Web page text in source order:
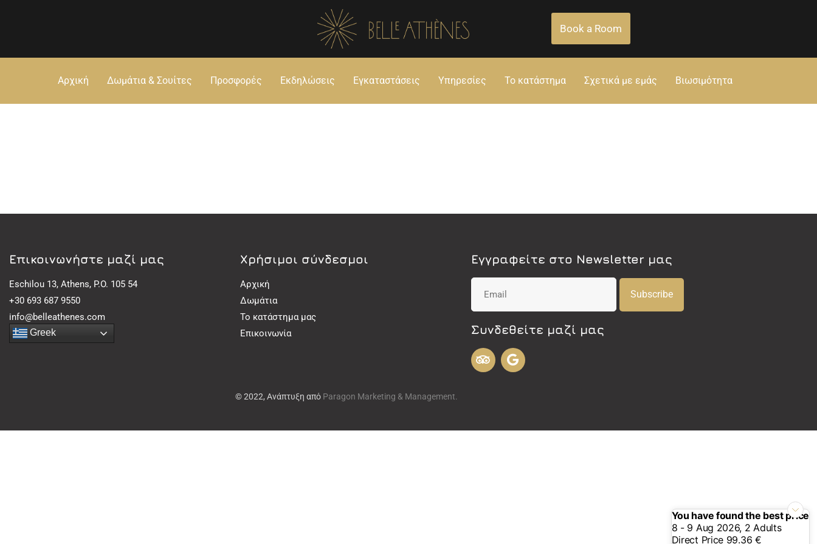
Book a Room
Αρχική Δωμάτια & Σουίτες Προσφορές Εκδηλώσεις Εγκαταστάσεις Υπηρεσίες Το κατάστημα Σχετικά με εμάς Βιωσιμότητα
Eπικοινωνήστε μαζί μας
Eschilou 13, Athens, P.O. 105 54
+30 693 687 9550
info@belleathenes.com
Greek
Χρήσιμοι σύνδεσμοι
Αρχική
Δωμάτια
Το κατάστημα μας
Επικοινωνία
Εγγραφείτε στο Newsletter μας
Subscribe
Συνδεθείτε μαζί μας
© 2022, Ανάπτυξη από Paragon Marketing & Management.